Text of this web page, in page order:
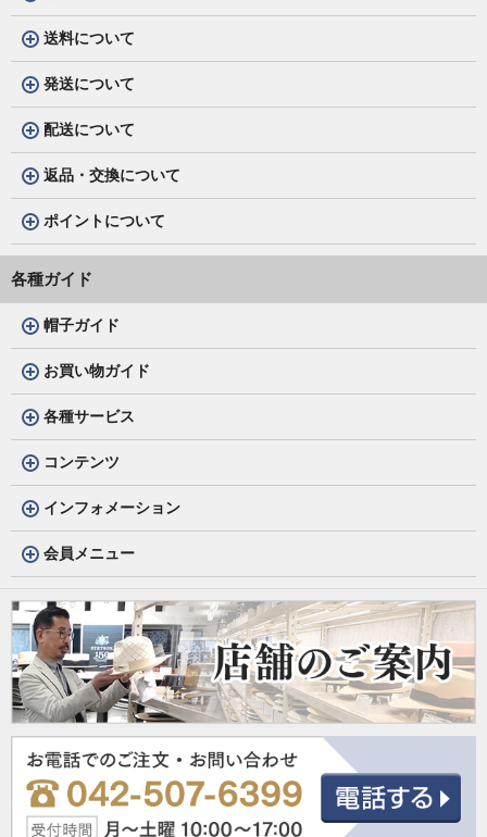
送料について
発送について
配送について
返品・交換について
ポイントについて
各種ガイド
帽子ガイド
お買い物ガイド
各種サービス
コンテンツ
インフォメーション
会員メニュー